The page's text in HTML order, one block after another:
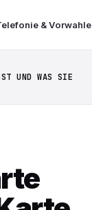
&
UND WAS SIE